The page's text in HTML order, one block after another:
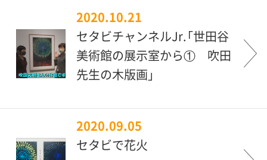
2020.10.21
セタビチャンネルJr.「世田谷
美術館の展示室から① 吹田
先生の木版画」
2020.09.05
セタビで花火